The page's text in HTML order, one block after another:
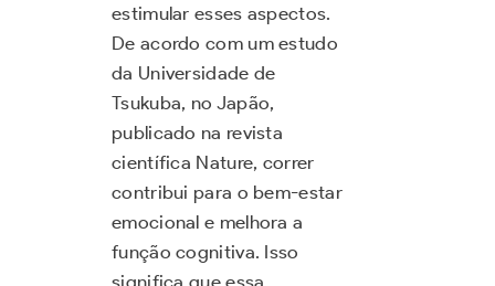
estimular esses aspectos.
De acordo com um estudo
da Universidade de
Tsukuba, no Japão,
publicado na revista
científica Nature, correr
contribui para o bem-estar
emocional e melhora a
função cognitiva. Isso
significa que essa